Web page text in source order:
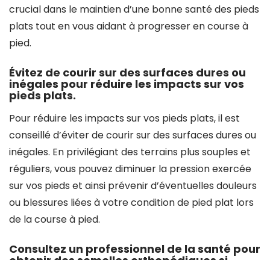
crucial dans le maintien d’une bonne santé des pieds
plats tout en vous aidant à progresser en course à
pied.
Évitez de courir sur des surfaces dures ou
inégales pour réduire les impacts sur vos
pieds plats.
Pour réduire les impacts sur vos pieds plats, il est
conseillé d’éviter de courir sur des surfaces dures ou
inégales. En privilégiant des terrains plus souples et
réguliers, vous pouvez diminuer la pression exercée
sur vos pieds et ainsi prévenir d’éventuelles douleurs
ou blessures liées à votre condition de pied plat lors
de la course à pied.
Consultez un professionnel de la santé pour